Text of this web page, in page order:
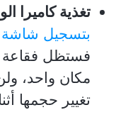
تغذية كاميرا
بتسجيل شاشة
فستظل فقاعة
مكان واحد،
تغيير حجمها